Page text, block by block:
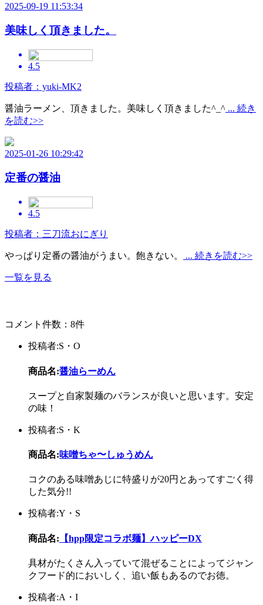
2025-09-19 11:53:34
美味しく頂きました。
4.5
投稿者：yuki-MK2
醤油ラーメン、頂きました。美味しく頂きました^_^ ... 続き
を読む>>
2025-01-26 10:29:42
定番の醤油
4.5
投稿者：三刀流おにぎり
やっぱり定番の醤油がうまい。飽きない。 ... 続きを読む>>
一覧を見る
コメント件数：8件
投稿者:S・O
商品名:醤油らーめん
スープと自家製麺のバランスが良いと思います。安定
の味！
投稿者:S・K
商品名:味噌ちゃ〜しゅうめん
コクのある味噌あじに特盛りが20円とあってすごく得
した気分!!
投稿者:Y・S
商品名: 【hpp限定コラボ麺】ハッピーDX
具材がたくさん入っていて混ぜることによってジャン
クフード的においしく、追い飯もあるのでお徳。
投稿者:A・I